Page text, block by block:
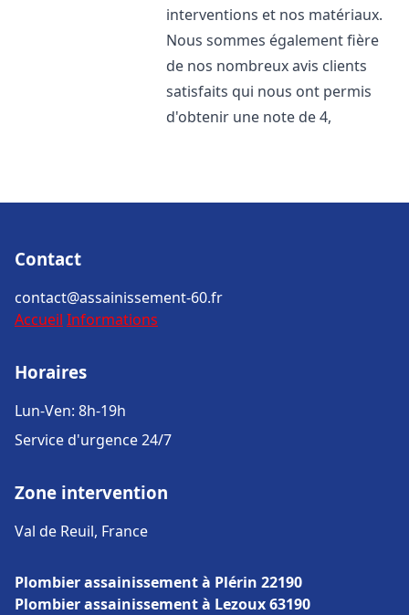
interventions et nos matériaux.
Nous sommes également fière
de nos nombreux avis clients
satisfaits qui nous ont permis
d'obtenir une note de 4,
Contact
contact@assainissement-60.fr
Accueil Informations
Horaires
Lun-Ven: 8h-19h
Service d'urgence 24/7
Zone intervention
Val de Reuil, France
Plombier assainissement à Plérin 22190
Plombier assainissement à Lezoux 63190